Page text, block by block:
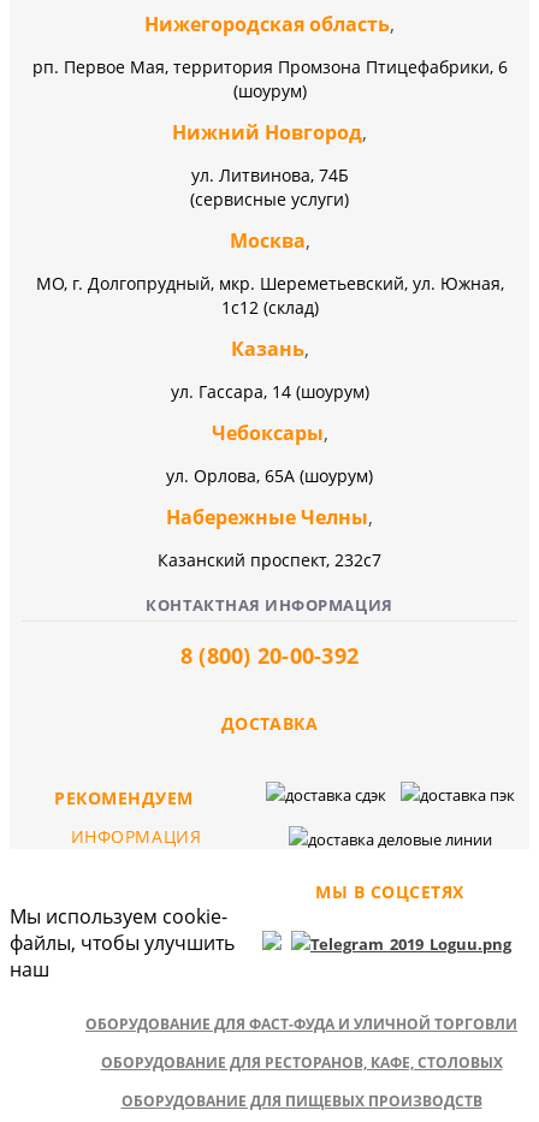
Нижегородская область,
рп. Первое Мая, территория Промзона Птицефабрики, 6
(шоурум)
Нижний Новгород,
ул. Литвинова, 74Б
(сервисные услуги)
Москва,
МО, г. Долгопрудный, мкр. Шереметьевский, ул. Южная,
1с12 (склад)
Казань,
ул. Гассара, 14 (шоурум)
Чебоксары,
ул. Орлова, 65А (шоурум)
Набережные Челны,
Казанский проспект, 232c7
КОНТАКТНАЯ ИНФОРМАЦИЯ
8 (800) 20-00-392
ДОСТАВКА
МЫ В СОЦСЕТЯХ
РЕКОМЕНДУЕМ
ОБОРУДОВАНИЕ ДЛЯ ФАСТ-ФУДА И УЛИЧНОЙ ТОРГОВЛИ
ОБОРУДОВАНИЕ ДЛЯ РЕСТОРАНОВ, КАФЕ, СТОЛОВЫХ
ОБОРУДОВАНИЕ ДЛЯ ПИЩЕВЫХ ПРОИЗВОДСТВ
ИНФОРМАЦИЯ
Мы используем cookie-
файлы, чтобы улучшить
наш